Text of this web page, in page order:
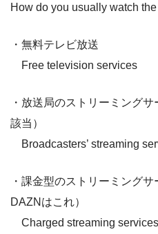
How do you usually watch
・無料テレビ放送
Free television services
・放送局のストリーミング
該当）
Broadcasters’ streaming
・課金型のストリーミング
DAZNはこれ）
Charged streaming services